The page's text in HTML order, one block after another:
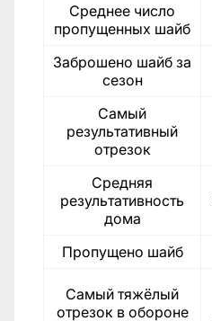
Среднее число
пропущенных шайб
Заброшено шайб за
сезон
Самый
результативный
отрезок
Средняя
результативность
дома
Пропущено шайб
Самый тяжёлый
отрезок в обороне